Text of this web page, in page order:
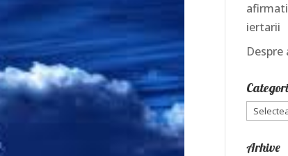
iertarii
Arhive